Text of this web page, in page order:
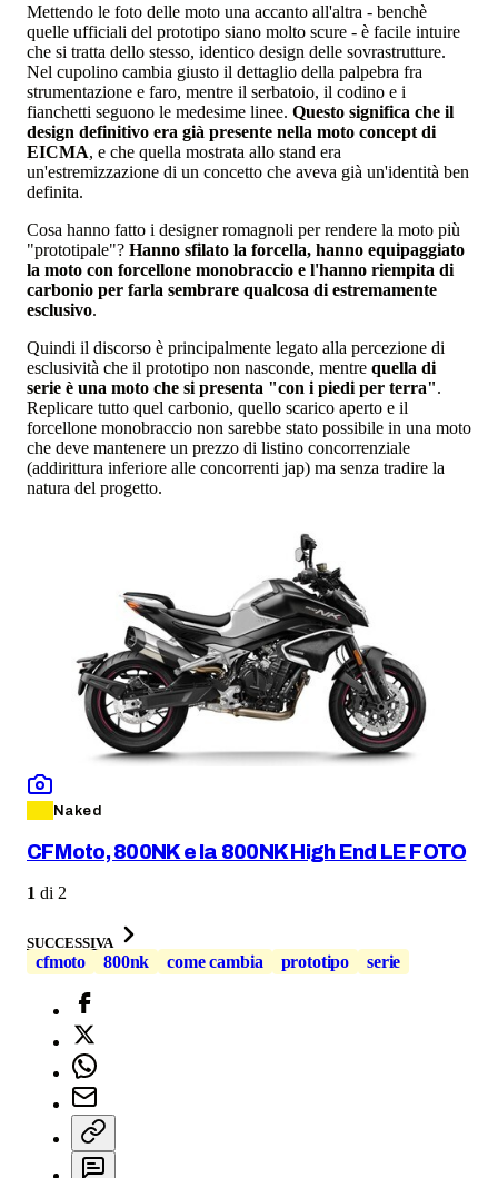
Mettendo le foto delle moto una accanto all'altra - benchè
quelle ufficiali del prototipo siano molto scure - è facile intuire
che si tratta dello stesso, identico design delle sovrastrutture.
Nel cupolino cambia giusto il dettaglio della palpebra fra
strumentazione e faro, mentre il serbatoio, il codino e i
fianchetti seguono le medesime linee. Questo significa che il
design definitivo era già presente nella moto concept di
EICMA, e che quella mostrata allo stand era
un'estremizzazione di un concetto che aveva già un'identità ben
definita.
Cosa hanno fatto i designer romagnoli per rendere la moto più
"prototipale"? Hanno sfilato la forcella, hanno equipaggiato
la moto con forcellone monobraccio e l'hanno riempita di
carbonio per farla sembrare qualcosa di estremamente
esclusivo.
Quindi il discorso è principalmente legato alla percezione di
esclusività che il prototipo non nasconde, mentre quella di
serie è una moto che si presenta "con i piedi per terra".
Replicare tutto quel carbonio, quello scarico aperto e il
forcellone monobraccio non sarebbe stato possibile in una moto
che deve mantenere un prezzo di listino concorrenziale
(addirittura inferiore alle concorrenti jap) ma senza tradire la
natura del progetto.
Naked
CFMoto, 800NK e la 800NK High End LE FOTO
1 di 2
SUCCESSIVA
cfmoto 800nk come cambia prototipo serie